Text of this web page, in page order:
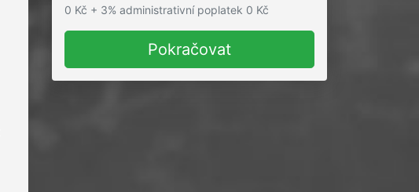
0 Kč + 3% administrativní poplatek 0 Kč
Pokračovat